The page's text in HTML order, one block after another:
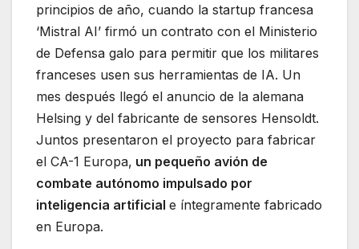
principios de año, cuando la startup francesa
‘Mistral AI’ firmó un contrato con el Ministerio
de Defensa galo para permitir que los militares
franceses usen sus herramientas de IA. Un
mes después llegó el anuncio de la alemana
Helsing y del fabricante de sensores Hensoldt.
Juntos presentaron el proyecto para fabricar
el CA-1 Europa, un pequeño avión de
combate autónomo impulsado por
inteligencia artificial e íntegramente fabricado
en Europa.